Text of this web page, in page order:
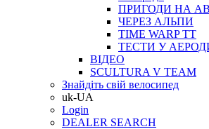
ПРИГОДИ НА
ЧЕРЕЗ АЛЬПИ
TIME WARP TT
ТЕСТИ У
ВІДЕО
SCULTURA V TEAM
Знайдіть свій велосипед
uk-UA
Login
DEALER SEARCH